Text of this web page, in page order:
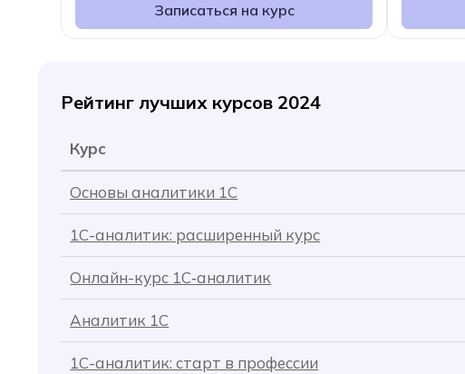
Записаться на курс
Рейтинг лучших курсов 2024
Курс
Основы аналитики 1C
1С-аналитик: расширенный курс
Онлайн-курс 1С‑аналитик
Аналитик 1C
1С-аналитик: старт в профессии